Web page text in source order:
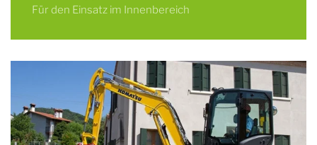
Für den Einsatz im Innenbereich